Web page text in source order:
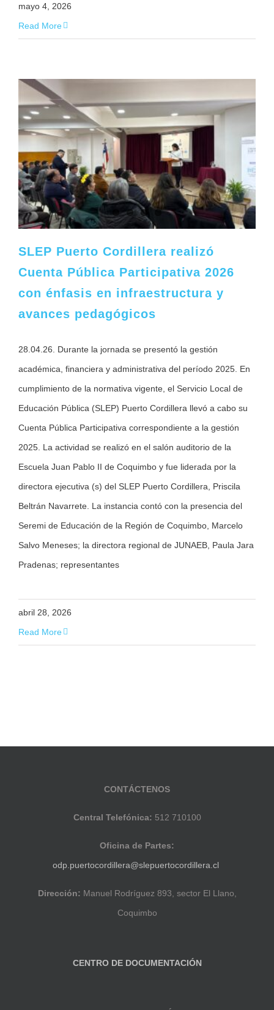
mayo 4, 2026
Read More
SLEP Puerto Cordillera realizó
Cuenta Pública Participativa 2026
con énfasis en infraestructura y
avances pedagógicos
28.04.26. Durante la jornada se presentó la gestión
académica, financiera y administrativa del período 2025. En
cumplimiento de la normativa vigente, el Servicio Local de
Educación Pública (SLEP) Puerto Cordillera llevó a cabo su
Cuenta Pública Participativa correspondiente a la gestión
2025. La actividad se realizó en el salón auditorio de la
Escuela Juan Pablo II de Coquimbo y fue liderada por la
directora ejecutiva (s) del SLEP Puerto Cordillera, Priscila
Beltrán Navarrete. La instancia contó con la presencia del
Seremi de Educación de la Región de Coquimbo, Marcelo
Salvo Meneses; la directora regional de JUNAEB, Paula Jara
Pradenas; representantes
abril 28, 2026
Read More
CONTÁCTENOS
Central Telefónica: 512 710100
Oficina de Partes:
odp.puertocordillera@slepuertocordillera.cl
Dirección: Manuel Rodríguez 893, sector El Llano,
Coquimbo
CENTRO DE DOCUMENTACIÓN